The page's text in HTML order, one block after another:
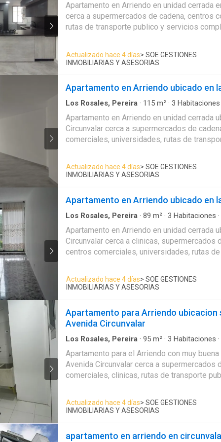
Ascensor·Seguridad privada
Apartamento en Arriendo en unidad cerrada
cerca a supermercados de cadena, centros
rutas de transporte publico y servicios
baños, cocina integral meson en marmol,
gas, zona de ropas. Apartamento cuenta
verificación de disponibilidad.*
Actualizado hace 4 días> SOE GESTIONES
INMOBILIARIAS Y ASESORIAS
Apartamento en Arriendo ubicado en
Los Rosales, Pereira · 115 m² · 3 Habitaciones
Agua·Gimnasio·Ascensor· Piscina
Apartamento en Arriendo en unidad cerrada
Circunvalar cerca a supermercados de
comerciales, universidades, rutas de
espacios, con iluminacion y ventilacion
pisos en ceramica, tres alcobas y dos
servicio con baño, estudio, estufa y
cuenta con remodelaciones en cocina, pisos
cuenta con salon comunal, cuarto util y un
Ademas con circuito cerrado de tv y
Inmuebles sujetos a verificación de
Actualizado hace 4 días> SOE GESTIONES
INMOBILIARIAS Y ASESORIAS
Apartamento en Arriendo ubicado en
Los Rosales, Pereira · 89 m² · 3 Habitaciones ·
Agua·Área infantil
Apartamento en Arriendo en unidad cerrada
Circunvalar cerca a clinicas, supermercados
centros comerciales, universidades, rutas de
pisos en ceramica, tres alcobas, dos baños,
servicio con baño, estufa y calentador a gas,
meson en acero, zona de ropas. La unidad
vigilancia las 24 horas. Inmuebles sujetos a verificación de
disponibilidad.
Actualizado hace 4 días> SOE GESTIONES
INMOBILIARIAS Y ASESORIAS
Apartamento para Arriendo ubicacion
Avenida Circunvalar
Los Rosales, Pereira · 95 m² · 3 Habitaciones ·
Agua·Ascensor
Apartamento para el Arriendo con muy
Avenida Circunvalar cerca a supermercados
comerciales, clinicas, rutas de transporte
dos baños, mas habitacion de servicio con
ceramica, cocina Integral meson en granito,
gas, zona de ropas. La unidad cuenta con un
verificación de disponibilidad.
Actualizado hace 4 días> SOE GESTIONES
INMOBILIARIAS Y ASESORIAS
apartamento en arriendo en